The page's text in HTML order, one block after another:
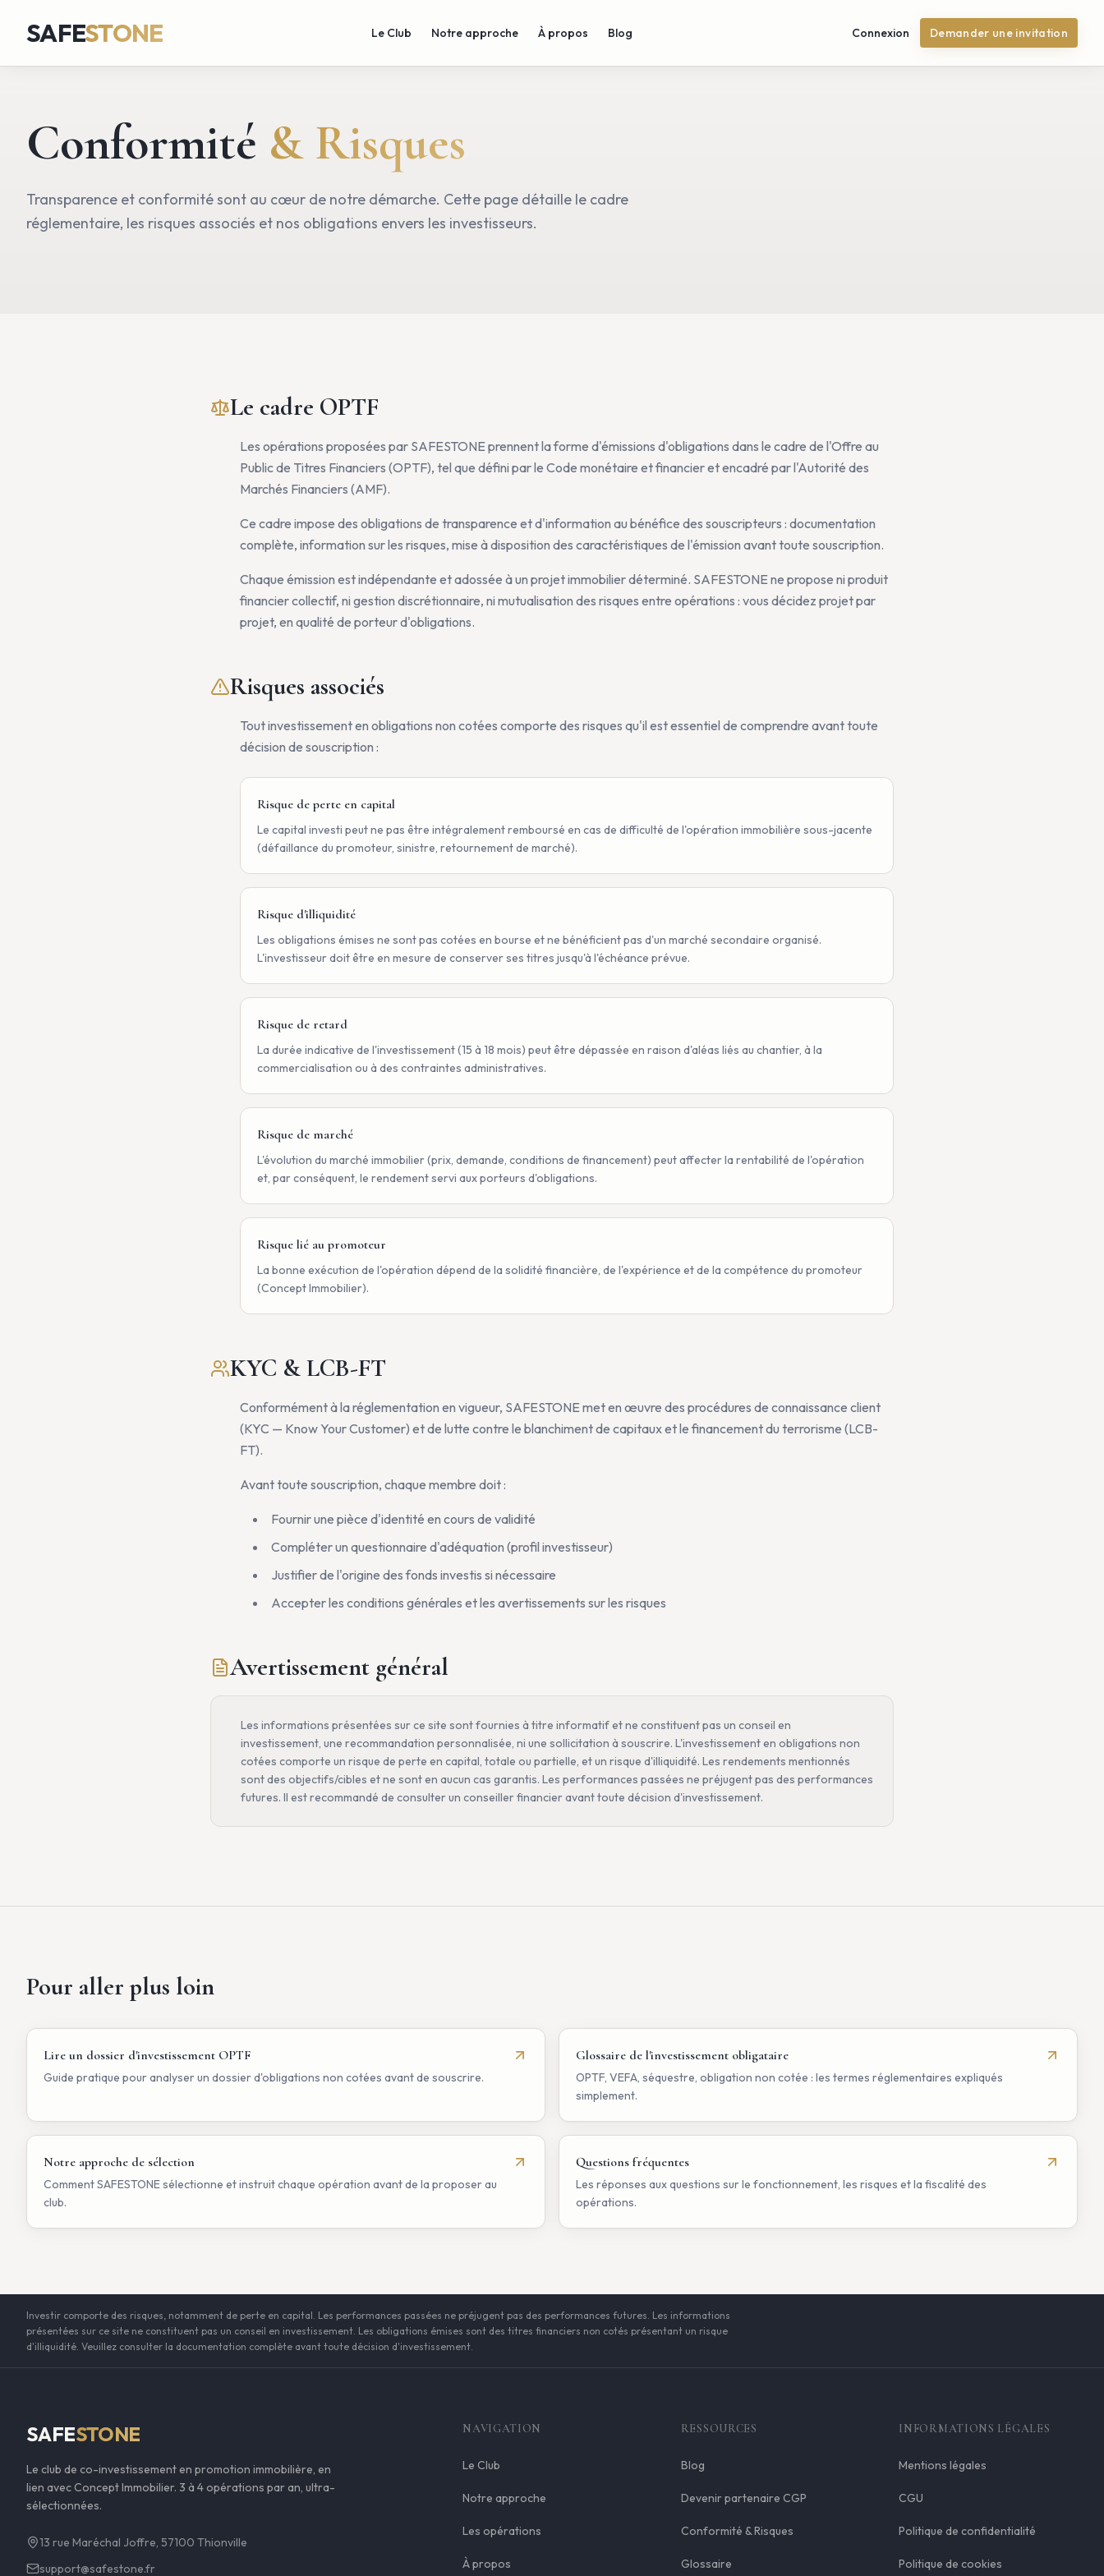
SAFESTONE Le Club Notre approche À propos Blog Connexion Demander une invitation
Conformité & Risques
Transparence et conformité sont au cœur de notre démarche. Cette page détaille le cadre
réglementaire, les risques associés et nos obligations envers les investisseurs.
Le cadre OPTF
Les opérations proposées par SAFESTONE prennent la forme d'émissions d'obligations dans le cadre de l'Offre au
Public de Titres Financiers (OPTF), tel que défini par le Code monétaire et financier et encadré par l'Autorité des
Marchés Financiers (AMF).
Ce cadre impose des obligations de transparence et d'information au bénéfice des souscripteurs : documentation
complète, information sur les risques, mise à disposition des caractéristiques de l'émission avant toute souscription.
Chaque émission est indépendante et adossée à un projet immobilier déterminé. SAFESTONE ne propose ni produit
financier collectif, ni gestion discrétionnaire, ni mutualisation des risques entre opérations : vous décidez projet par
projet, en qualité de porteur d'obligations.
Risques associés
Tout investissement en obligations non cotées comporte des risques qu'il est essentiel de comprendre avant toute
décision de souscription :
Risque de perte en capital
Le capital investi peut ne pas être intégralement remboursé en cas de difficulté de l'opération immobilière sous-jacente
(défaillance du promoteur, sinistre, retournement de marché).
Risque d'illiquidité
Les obligations émises ne sont pas cotées en bourse et ne bénéficient pas d'un marché secondaire organisé.
L'investisseur doit être en mesure de conserver ses titres jusqu'à l'échéance prévue.
Risque de retard
La durée indicative de l'investissement (15 à 18 mois) peut être dépassée en raison d'aléas liés au chantier, à la
commercialisation ou à des contraintes administratives.
Risque de marché
L'évolution du marché immobilier (prix, demande, conditions de financement) peut affecter la rentabilité de l'opération
et, par conséquent, le rendement servi aux porteurs d'obligations.
Risque lié au promoteur
La bonne exécution de l'opération dépend de la solidité financière, de l'expérience et de la compétence du promoteur
(Concept Immobilier).
KYC & LCB-FT
Conformément à la réglementation en vigueur, SAFESTONE met en œuvre des procédures de connaissance client
(KYC — Know Your Customer) et de lutte contre le blanchiment de capitaux et le financement du terrorisme (LCB-
FT).
Avant toute souscription, chaque membre doit :
Fournir une pièce d'identité en cours de validité
Compléter un questionnaire d'adéquation (profil investisseur)
Justifier de l'origine des fonds investis si nécessaire
Accepter les conditions générales et les avertissements sur les risques
Avertissement général
Les informations présentées sur ce site sont fournies à titre informatif et ne constituent pas un conseil en
investissement, une recommandation personnalisée, ni une sollicitation à souscrire. L'investissement en obligations non
cotées comporte un risque de perte en capital, totale ou partielle, et un risque d'illiquidité. Les rendements mentionnés
sont des objectifs/cibles et ne sont en aucun cas garantis. Les performances passées ne préjugent pas des performances
futures. Il est recommandé de consulter un conseiller financier avant toute décision d'investissement.
Pour aller plus loin
Lire un dossier d'investissement OPTF
Guide pratique pour analyser un dossier d'obligations non cotées avant de souscrire.
Glossaire de l'investissement obligataire
OPTF, VEFA, séquestre, obligation non cotée : les termes réglementaires expliqués
simplement.
Notre approche de sélection
Comment SAFESTONE sélectionne et instruit chaque opération avant de la proposer au
club.
Questions fréquentes
Les réponses aux questions sur le fonctionnement, les risques et la fiscalité des
opérations.
Investir comporte des risques, notamment de perte en capital. Les performances passées ne préjugent pas des performances futures. Les informations
présentées sur ce site ne constituent pas un conseil en investissement. Les obligations émises sont des titres financiers non cotés présentant un risque
d'illiquidité. Veuillez consulter la documentation complète avant toute décision d'investissement.
SAFESTONE
Le club de co-investissement en promotion immobilière, en
lien avec Concept Immobilier. 3 à 4 opérations par an, ultra-
sélectionnées.
13 rue Maréchal Joffre, 57100 Thionville
support@safestone.fr
NAVIGATION
Le Club
Notre approche
Les opérations
À propos
RESSOURCES
Blog
Devenir partenaire CGP
Conformité & Risques
Glossaire
INFORMATIONS LÉGALES
Mentions légales
CGU
Politique de confidentialité
Politique de cookies